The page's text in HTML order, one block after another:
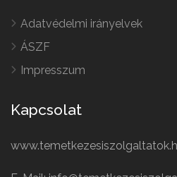
Adatvédelmi irányelvek
ÁSZF
Impresszum
Kapcsolat